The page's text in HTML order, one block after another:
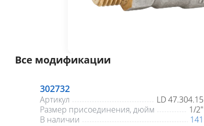
Все модификации
302732
Артикул
LD 47.304.15
Размер присоединения, дюйм
1/2"
В наличии
141